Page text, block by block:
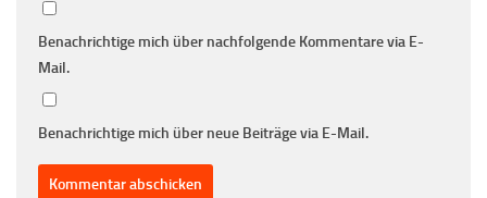
Benachrichtige mich über nachfolgende Kommentare via E-
Mail.
Benachrichtige mich über neue Beiträge via E-Mail.